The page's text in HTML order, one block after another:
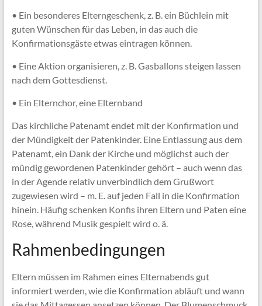
• Ein besonderes Elterngeschenk, z. B. ein Büchlein mit
guten Wünschen für das Leben, in das auch die
Konfirmationsgäste etwas eintragen können.
• Eine Aktion organisieren, z. B. Gasballons steigen lassen
nach dem Gottesdienst.
• Ein Elternchor, eine Elternband
Das kirchliche Patenamt endet mit der Konfirmation und
der Mündigkeit der Patenkinder. Eine Entlassung aus dem
Patenamt, ein Dank der Kirche und möglichst auch der
mündig gewordenen Patenkinder gehört – auch wenn das
in der Agende relativ unverbindlich dem Grußwort
zugewiesen wird – m. E. auf jeden Fall in die Konfirmation
hinein. Häufig schenken Konfis ihren Eltern und Paten eine
Rose, während Musik gespielt wird o. ä.
Rahmenbedingungen
Eltern müssen im Rahmen eines Elternabends gut
informiert werden, wie die Konfirmation abläuft und wann